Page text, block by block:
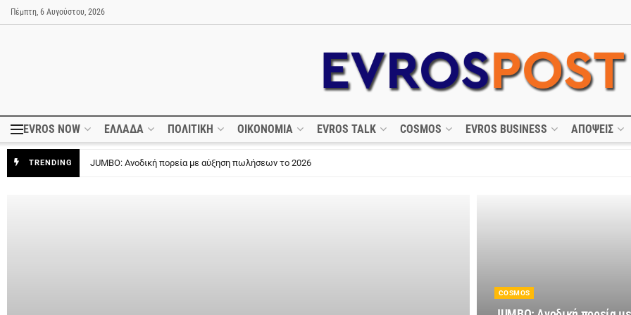
Πέμπτη, 6 Αυγούστου, 2026
EVROS NOW ΕΛΛΑΔΑ ΠΟΛΙΤΙΚΗ ΟΙΚΟΝΟΜΙΑ EVROS TALK COSMOS EVROS BUSINESS ΑΠΟΨΕΙΣ
TRENDING Google: Νέα εποχή στην AI με τον Demis Hassabis
COSMOS